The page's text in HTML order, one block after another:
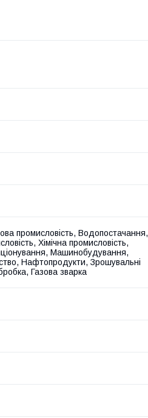
промисловість, Водопостачання,
Хімічна промисловість,
Машинобудування,
Нафтопродукти, Зрошувальні
Газова зварка